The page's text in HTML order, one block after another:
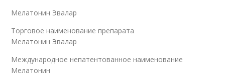
Мелатонин Эвалар
Торговое наименование препарата
Мелатонин Эвалар
Международное непатентованное наименование
Мелатонин